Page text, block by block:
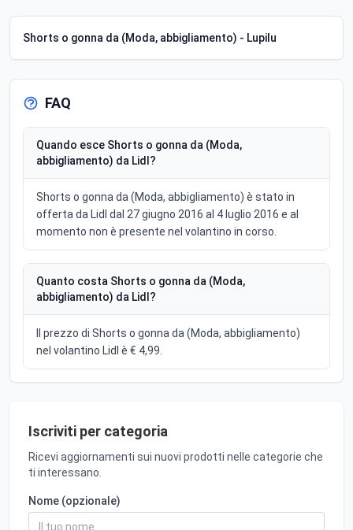
Shorts o gonna da (Moda, abbigliamento) - Lupilu
FAQ
Quando esce Shorts o gonna da (Moda,
abbigliamento) da Lidl?
Shorts o gonna da (Moda, abbigliamento) è stato in
offerta da Lidl dal 27 giugno 2016 al 4 luglio 2016 e al
momento non è presente nel volantino in corso.
Quanto costa Shorts o gonna da (Moda,
abbigliamento) da Lidl?
Il prezzo di Shorts o gonna da (Moda, abbigliamento)
nel volantino Lidl è € 4,99.
Iscriviti per categoria
Ricevi aggiornamenti sui nuovi prodotti nelle categorie che
ti interessano.
Nome (opzionale)